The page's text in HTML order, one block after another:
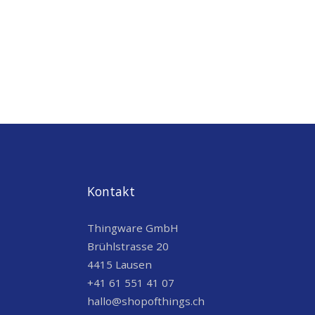
Kontakt
Thingware GmbH
Brühlstrasse 20
4415 Lausen
+41 61 551 41 07
hallo@shopofthings.ch